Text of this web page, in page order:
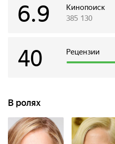
Кинопоиск
6.9 385 130
Рецензии
40
В ролях